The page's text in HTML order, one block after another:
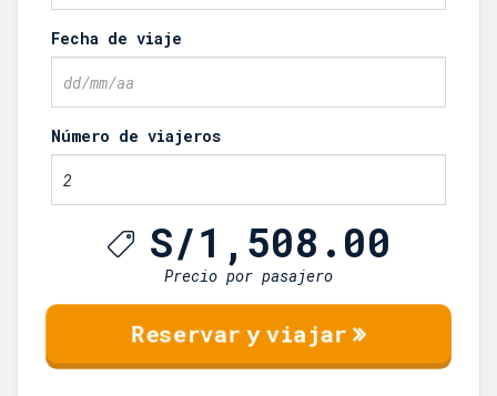
Fecha de viaje
Número de viajeros
S/1,508.00
Precio por pasajero